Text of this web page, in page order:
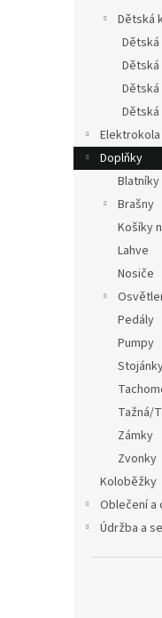
Dětská
Dětská
Dětská
Dětská
Dětská
Elektrokola
Doplňky
Blatníky
Brašny
Košíky
Lahve
Nosiče
Pedály
Pumpy
Tažná/
Zámky
Zvonky
Koloběžky
Oblečení a
Údržba a